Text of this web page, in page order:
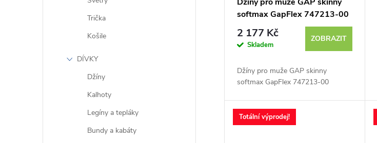
Trička
Košile
DÍVKY
Džíny
Kalhoty
Legíny a tepláky
Bundy a kabáty
softmax GapFlex 747213-00
2 177 Kč
Skladem
ZOBRAZIT
Džíny pro muže GAP skinny
softmax GapFlex 747213-00
Totální výprodej!